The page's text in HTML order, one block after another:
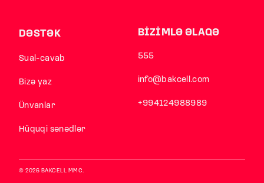
DƏSTƏK
Sual-cavab
Bizə yaz
Ünvanlar
Hüquqi sənədlər
BİZİMLƏ ƏLAQƏ
555
info@bakcell.com
+994124988989
© 2026 BAKCELL MMC.